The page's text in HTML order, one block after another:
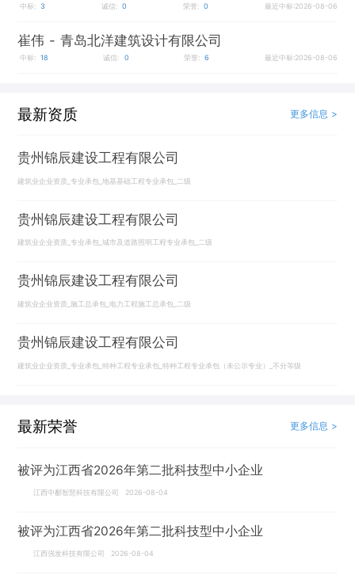
中标: 3 诚信: 0 荣誉: 0 最近中标:2026-08-06
崔伟 - 青岛北洋建筑设计有限公司
中标: 18 诚信: 0 荣誉: 6 最近中标:2026-08-06
最新资质 更多信息 >
贵州锦辰建设工程有限公司
建筑业企业资质_专业承包_地基基础工程专业承包_二级
贵州锦辰建设工程有限公司
建筑业企业资质_专业承包_城市及道路照明工程专业承包_二级
贵州锦辰建设工程有限公司
建筑业企业资质_施工总承包_电力工程施工总承包_二级
贵州锦辰建设工程有限公司
建筑业企业资质_专业承包_特种工程专业承包_特种工程专业承包（未公示专业）_不分等级
最新荣誉 更多信息 >
被评为江西省2026年第二批科技型中小企业
江西中鄱智慧科技有限公司 2026-08-04
被评为江西省2026年第二批科技型中小企业
江西强发科技有限公司 2026-08-04